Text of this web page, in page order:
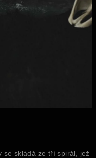
se skládá ze tří spirál, jež